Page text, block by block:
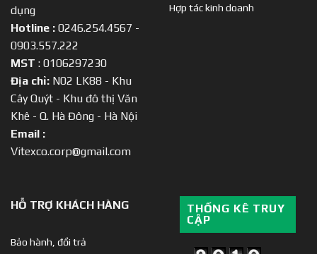
dụng
Hotline : 0246.254.4567 -
0903.557.222
MST : 0106297230
Địa chỉ: N02 LK88 - Khu
Cây Quýt - Khu đô thị Văn
Khê - Q. Hà Đông - Hà Nội
Email :
Vitexco.corp@gmail.com
Hợp tác kinh doanh
HỖ TRỢ KHÁCH HÀNG
Bảo hành, đổi trả
THỐNG KÊ TRUY
CẬP